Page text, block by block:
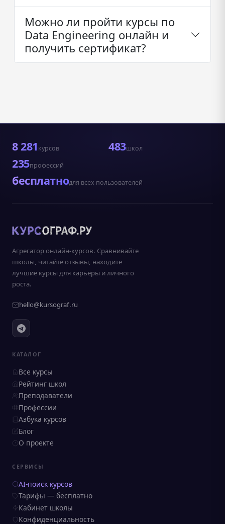
Можно ли пройти курсы по
Data Engineering онлайн и
получить сертификат?
8 281 курсов 483школ
235профессий
бесплатнодля всех пользователей
Агрегатор онлайн-курсов. Сравнивайте
школы, читайте отзывы, находите
лучшие курсы для карьеры и личного
роста.
hello@kursograf.ru
КАТАЛОГ
Все курсы
Рейтинг школ
Преподаватели
Профессии
Азбука курсов
Блог
О проекте
СЕРВИСЫ
AI-поиск курсов
Тарифы — бесплатно
Кабинет школы
Конфиденциальность